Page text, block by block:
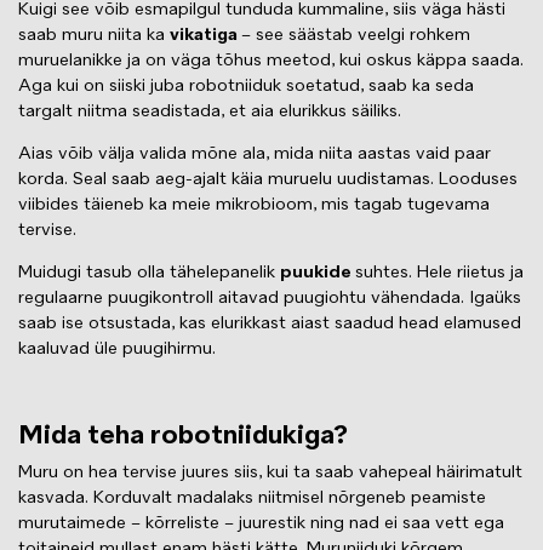
Kuigi see võib esmapilgul tunduda kummaline, siis väga hästi
saab muru niita ka vikatiga – see säästab veelgi rohkem
muruelanikke ja on väga tõhus meetod, kui oskus käppa saada.
Aga kui on siiski juba robotniiduk soetatud, saab ka seda
targalt niitma seadistada, et aia elurikkus säiliks.
Aias võib välja valida mõne ala, mida niita aastas vaid paar
korda. Seal saab aeg-ajalt käia muruelu uudistamas. Looduses
viibides täieneb ka meie mikrobioom, mis tagab tugevama
tervise.
Muidugi tasub olla tähelepanelik puukide suhtes. Hele riietus ja
regulaarne puugikontroll aitavad puugiohtu vähendada. Igaüks
saab ise otsustada, kas elurikkast aiast saadud head elamused
kaaluvad üle puugihirmu.
Mida teha robotniidukiga?
Muru on hea tervise juures siis, kui ta saab vahepeal häirimatult
kasvada. Korduvalt madalaks niitmisel nõrgeneb peamiste
murutaimede – kõrreliste – juurestik ning nad ei saa vett ega